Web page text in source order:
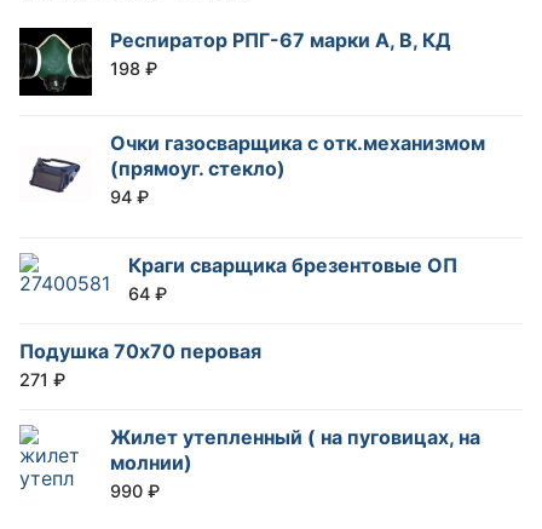
Респиратор РПГ-67 марки А, В, КД
198 ₽
Очки газосварщика с отк.механизмом
(прямоуг. стекло)
94 ₽
Краги сварщика брезентовые ОП
64 ₽
Подушка 70х70 перовая
271 ₽
Жилет утепленный ( на пуговицах, на
молнии)
990 ₽